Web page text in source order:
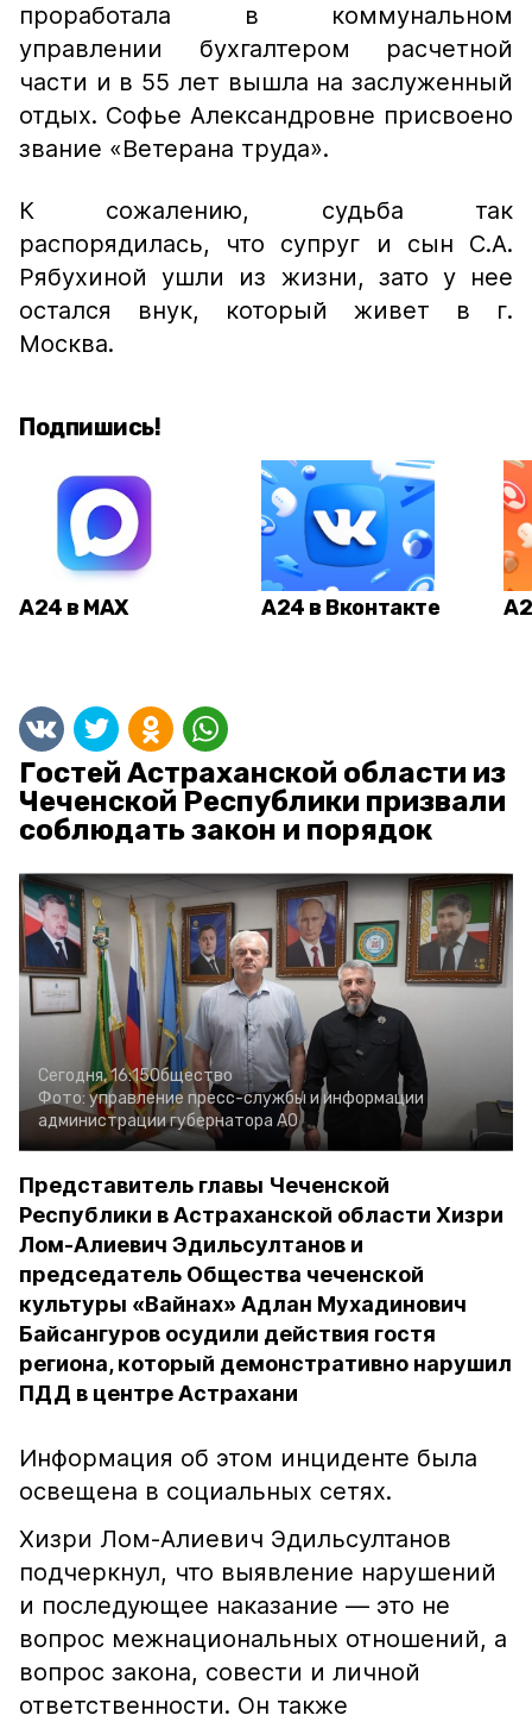
проработала в коммунальном
управлении бухгалтером расчетной
части и в 55 лет вышла на заслуженный
отдых. Софье Александровне присвоено
звание «Ветерана труда».
К сожалению, судьба так
распорядилась, что супруг и сын С.А.
Рябухиной ушли из жизни, зато у нее
остался внук, который живет в г.
Москва.
Подпишись!
А24 в MAX А24 в Вконтакте
Гостей Астраханской области из
Чеченской Республики призвали
соблюдать закон и порядок
Сегодня, 16:15Общество
Фото: управление пресс-службы и информации
администрации губернатора АО
Представитель главы Чеченской
Республики в Астраханской области Хизри
Лом-Алиевич Эдильсултанов и
председатель Общества чеченской
культуры «Вайнах» Адлан Мухадинович
Байсангуров осудили действия гостя
региона, который демонстративно нарушил
ПДД в центре Астрахани
Информация об этом инциденте была
освещена в социальных сетях.
Хизри Лом-Алиевич Эдильсултанов
подчеркнул, что выявление нарушений
и последующее наказание — это не
вопрос межнациональных отношений, а
вопрос закона, совести и личной
ответственности. Он также